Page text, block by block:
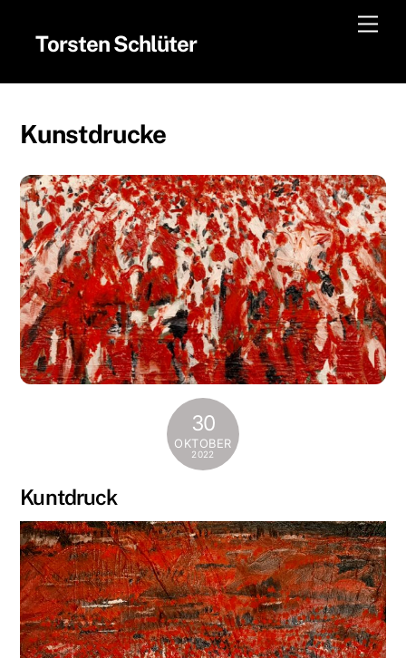
contentTorsten Schlüter
Kunstdrucke
30
OKTOBER
2022
Kuntdruck